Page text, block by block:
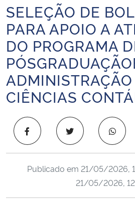
Ministério da Agricultura, Pecuária e
Ministério da Educação
Ministério da Cidadania
Ministério da Saúde
Ministério de Minas e Energia
Ministério da Ciência, Tecnologia, Inovações e
Início do conteúdo
SELEÇÃO DE
PARA APOIO A
DO PROGRAMA
ADMINISTRAÇÃO
CIÊNCIAS
Publicado em 21/05/2026,
21/05/2026,